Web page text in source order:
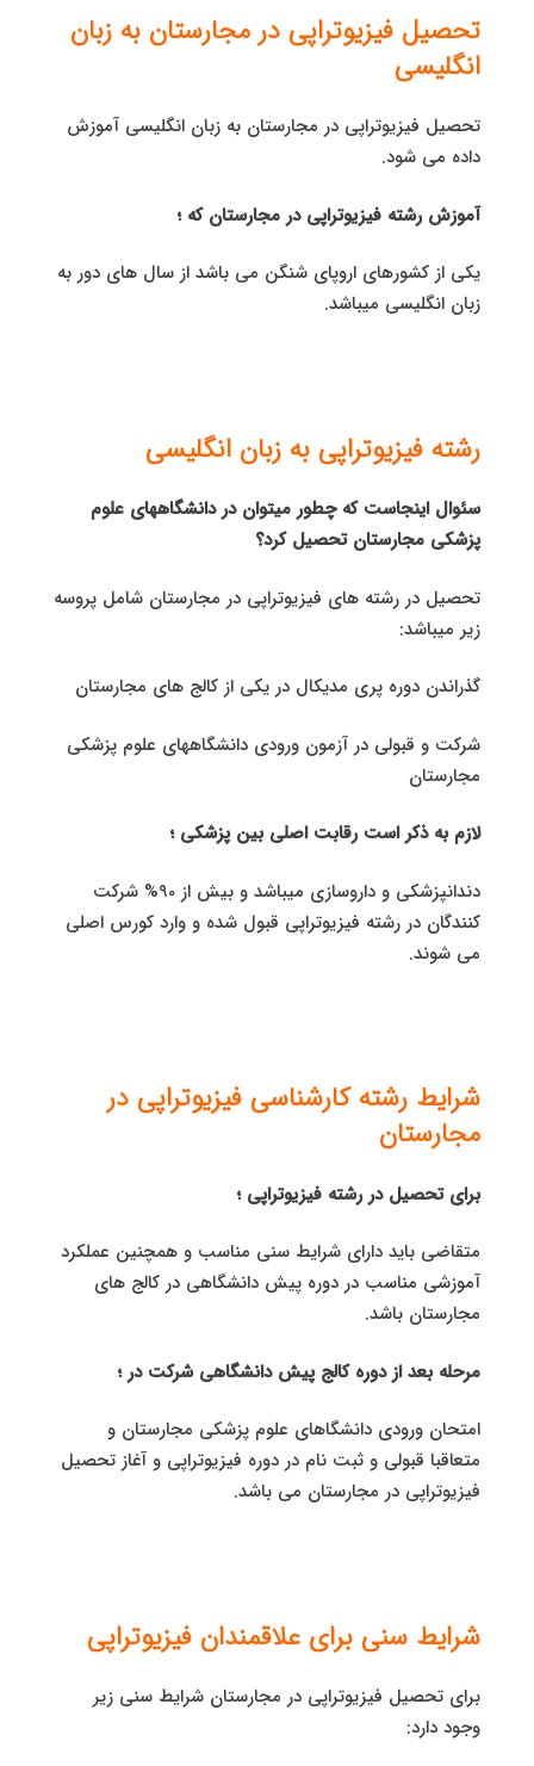
تحصیل فیزیوتراپی در مجارستان به زبان
انگلیسی
تحصیل فیزیوتراپی در مجارستان به زبان انگلیسی آموزش
داده می شود.
آموزش رشته فیزیوتراپی در مجارستان که ؛
یکی از کشورهای اروپای شنگن می باشد از سال های دور به
زبان انگلیسی میباشد.
رشته فیزیوتراپی به زبان انگلیسی
سئوال اینجاست که چطور میتوان در دانشگاههای علوم
پزشکی مجارستان تحصیل کرد؟
تحصیل در رشته های فیزیوتراپی در مجارستان شامل پروسه
زیر میباشد:
گذراندن دوره پری مدیکال در یکی از کالج های مجارستان
شرکت و قبولی در آزمون ورودی دانشگاههای علوم پزشکی
مجارستان
لازم به ذکر است رقابت اصلی بین پزشکی ؛
دندانپزشکی و داروسازی میباشد و بیش از 90% شرکت
کنندگان در رشته فیزیوتراپی قبول شده و وارد کورس اصلی
می شوند.
شرایط رشته کارشناسی فیزیوتراپی در
مجارستان
برای تحصیل در رشته فیزیوتراپی ؛
متقاضی باید دارای شرایط سنی مناسب و همچنین عملکرد
آموزشی مناسب در دوره پیش دانشگاهی در کالج های
مجارستان باشد.
مرحله بعد از دوره کالج پیش دانشگاهی شرکت در ؛
امتحان ورودی دانشگاهای علوم پزشکی مجارستان و
متعاقبا قبولی و ثبت نام در دوره فیزیوتراپی و آغاز تحصیل
فیزیوتراپی در مجارستان می باشد.
شرایط سنی برای علاقمندان فیزیوتراپی
برای تحصیل فیزیوتراپی در مجارستان شرایط سنی زیر
وجود دارد: